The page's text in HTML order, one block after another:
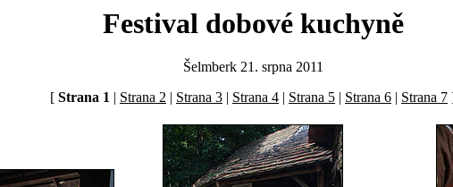
Festival dobové kuchyně
Šelmberk 21. srpna 2011
[ Strana 1 | Strana 2 | Strana 3 | Strana 4 | Strana 5 | Strana 6 | Strana 7